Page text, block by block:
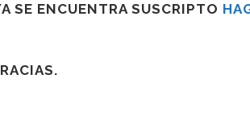
SE ENCUENTRA SUSCRIPTO